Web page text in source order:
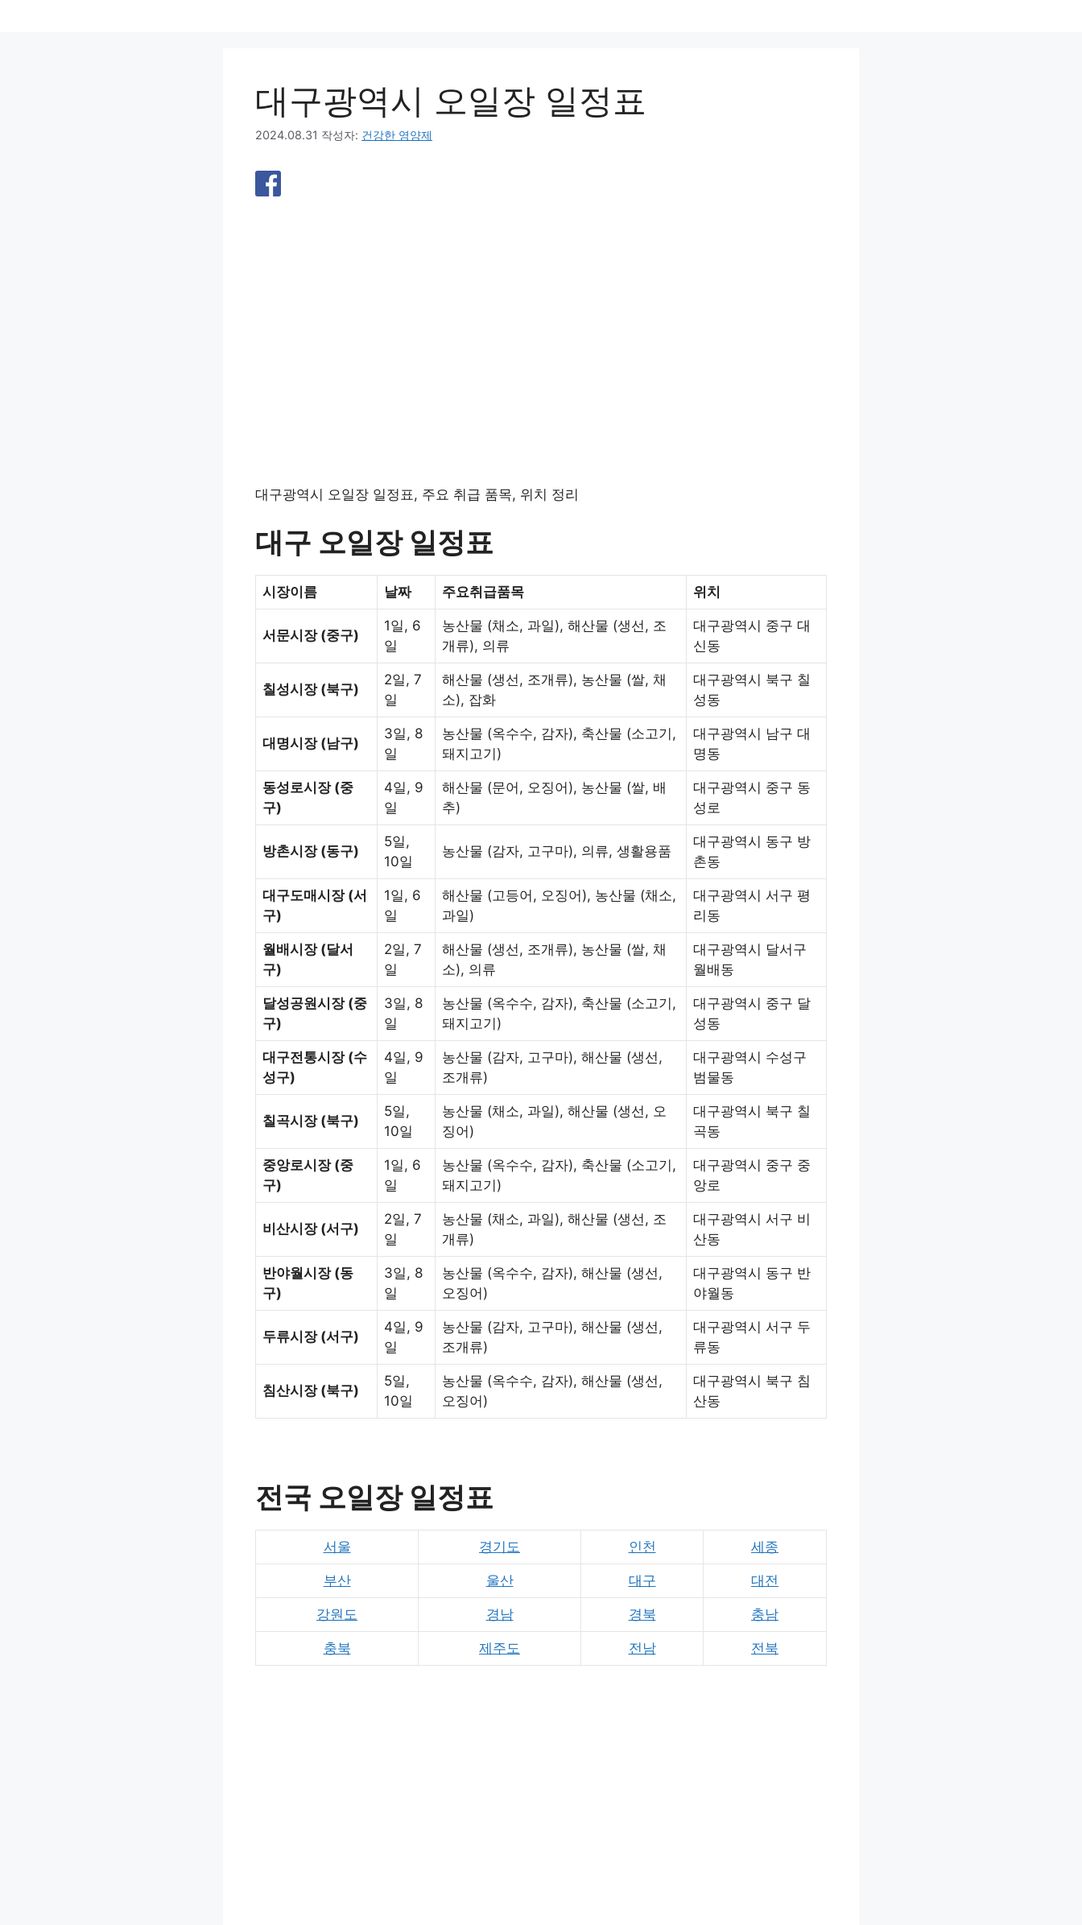
대구광역시 오일장 일정표
2024.08.31 작성자: 건강한 영양제
대구광역시 오일장 일정표, 주요 취급 품목, 위치 정리
대구 오일장 일정표
시장이름 날짜 주요취급품목 위치
서문시장(중구)
1일, 6
일
농산물 (채소, 과일), 해산물 (생선, 조
개류), 의류
대구광역시 중구 대
신동
칠성시장(북구)
2일, 7
일
해산물 (생선, 조개류), 농산물 (쌀, 채
소), 잡화
대구광역시 북구 칠
성동
대명시장(남구)
3일, 8
일
농산물 (옥수수, 감자), 축산물 (소고기,
돼지고기)
대구광역시 남구 대
명동
동성로시장(중
구)
4일, 9
일
해산물 (문어, 오징어), 농산물 (쌀, 배
추)
대구광역시 중구 동
성로
방촌시장(동구)
5일,
10일
농산물 (감자, 고구마), 의류, 생활용품
대구광역시 동구 방
촌동
대구도매시장(서
구)
1일, 6
일
해산물 (고등어, 오징어), 농산물 (채소,
과일)
대구광역시 서구 평
리동
월배시장(달서
구)
2일, 7
일
해산물 (생선, 조개류), 농산물 (쌀, 채
소), 의류
대구광역시 달서구
월배동
달성공원시장(중
구)
3일, 8
일
농산물 (옥수수, 감자), 축산물 (소고기,
돼지고기)
대구광역시 중구 달
성동
대구전통시장(수
성구)
4일, 9
일
농산물 (감자, 고구마), 해산물 (생선,
조개류)
대구광역시 수성구
범물동
칠곡시장(북구)
5일,
10일
농산물 (채소, 과일), 해산물 (생선, 오
징어)
대구광역시 북구 칠
곡동
중앙로시장(중
구)
1일, 6
일
농산물 (옥수수, 감자), 축산물 (소고기,
돼지고기)
대구광역시 중구 중
앙로
비산시장(서구)
2일, 7
일
농산물 (채소, 과일), 해산물 (생선, 조
개류)
대구광역시 서구 비
산동
반야월시장(동
구)
3일, 8
일
농산물 (옥수수, 감자), 해산물 (생선,
오징어)
대구광역시 동구 반
야월동
두류시장(서구)
4일, 9
일
농산물 (감자, 고구마), 해산물 (생선,
조개류)
대구광역시 서구 두
류동
침산시장(북구)
5일,
10일
농산물 (옥수수, 감자), 해산물 (생선,
오징어)
대구광역시 북구 침
산동
전국 오일장 일정표
서울 경기도 인천 세종
부산 울산 대구 대전
강원도 경남 경북 충남
충북 제주도 전남 전북